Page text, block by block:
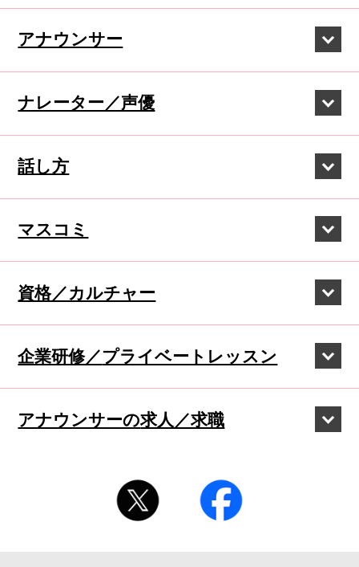
アナウンサー
ナレーター／声優
話し方
マスコミ
資格／カルチャー
企業研修／プライベートレッスン
アナウンサーの求人／求職